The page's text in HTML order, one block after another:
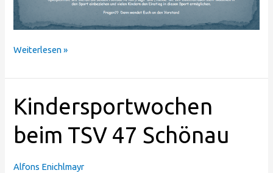
Weiterlesen »
Kindersportwochen
beim TSV 47 Schönau
Alfons Enichlmayr
Kindersportwochen
beim
TSV
47